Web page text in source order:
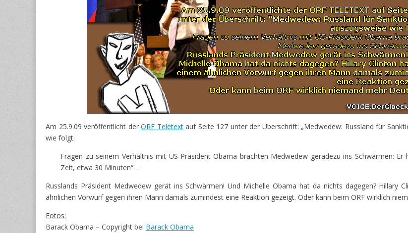
Am 25.9.09 veröffentlicht der ORF Teletextauf Seite 127 unter der Überschrift: „Medwedew: Russland für
wie folgt:
Fragen zu seinem Verhältnis mit US-Präsident Obama brachten Medwedew geradezu ins Schwärmen: Er
Zeit, etwa 30 Minuten“ …
Russlands Präsident Medwedew gerät ins Schwärmen! Und Michelle Obama hat da nichts dagegen? Hillary
ähnlichen Vorwurf gegen ihren Mann damals zumindest eine Reaktion gezeigt. Oder kann beim ORF wirklich
Fotos:
Barack Obama – Copyright bei Barack Obama